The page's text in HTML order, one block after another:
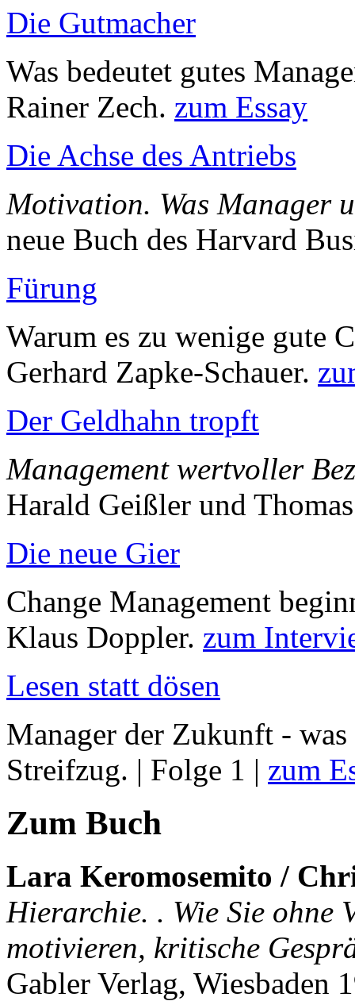
Die Gutmacher
Was bedeutet gutes
Rainer Zech. zum Essay
Die Achse des Antriebs
Motivation. Was Manager
neue Buch des Harvard
Fürung
Warum es zu wenige gute
Gerhard Zapke-Schauer.
Der Geldhahn tropft
Management wertvoller
Harald Geißler und
Die neue Gier
Change Management
Klaus Doppler. zum
Lesen statt dösen
Manager der Zukunft -
Streifzug. | Folge 1 | zum
Zum Buch
Lara Keromosemito /
Hierarchie. . Wie Sie ohne
motivieren, kritische
Gabler Verlag, Wiesbaden